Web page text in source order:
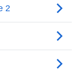
及零部件全部
件翻新回流，
一步筑牢海上